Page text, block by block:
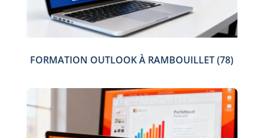
FORMATION OUTLOOK À RAMBOUILLET (78)